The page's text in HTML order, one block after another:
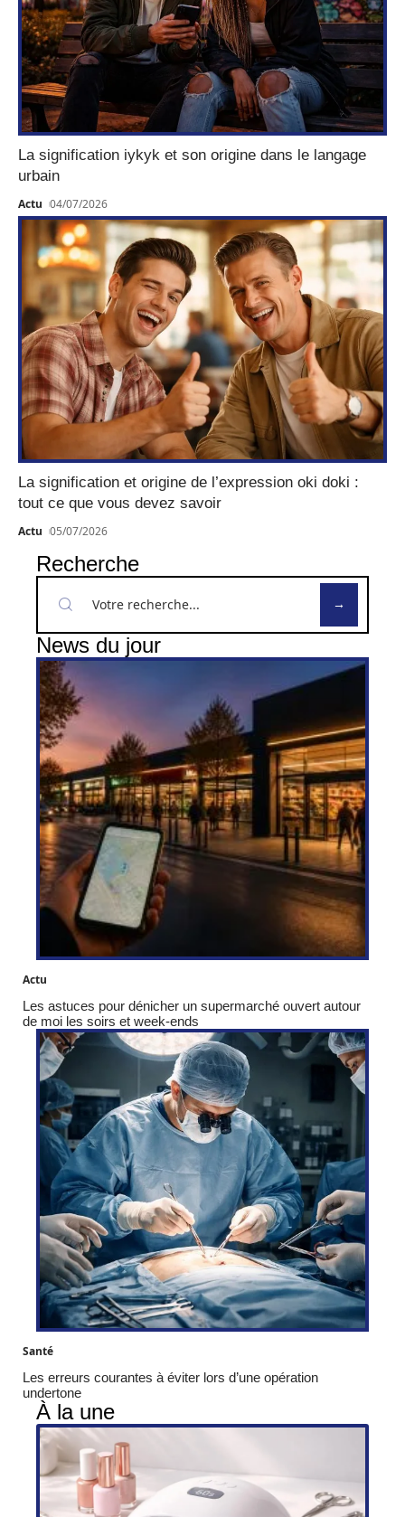
La signification iykyk et son origine dans le langage
urbain
Actu 04/07/2026
La signification et origine de l’expression oki doki :
tout ce que vous devez savoir
Actu 05/07/2026
Recherche
News du jour
Actu
Les astuces pour dénicher un supermarché ouvert autour
de moi les soirs et week-ends
Santé
Les erreurs courantes à éviter lors d’une opération
undertone
À la une